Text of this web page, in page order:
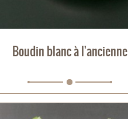
Boudin blanc à l'ancienne